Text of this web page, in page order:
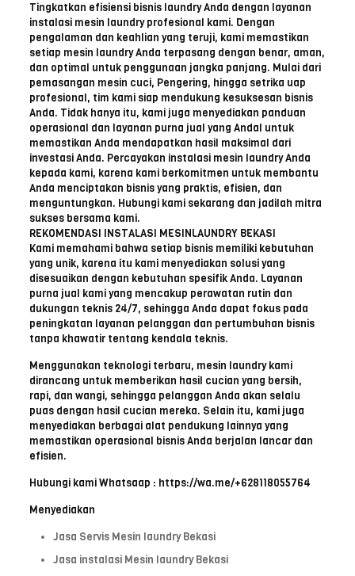
Tingkatkan efisiensi bisnis laundry Anda dengan layanan
instalasi mesin laundry profesional kami. Dengan
pengalaman dan keahlian yang teruji, kami memastikan
setiap mesin laundry Anda terpasang dengan benar, aman,
dan optimal untuk penggunaan jangka panjang. Mulai dari
pemasangan mesin cuci, Pengering, hingga setrika uap
profesional, tim kami siap mendukung kesuksesan bisnis
Anda. Tidak hanya itu, kami juga menyediakan panduan
operasional dan layanan purna jual yang Andal untuk
memastikan Anda mendapatkan hasil maksimal dari
investasi Anda. Percayakan instalasi mesin laundry Anda
kepada kami, karena kami berkomitmen untuk membantu
Anda menciptakan bisnis yang praktis, efisien, dan
menguntungkan. Hubungi kami sekarang dan jadilah mitra
sukses bersama kami.
REKOMENDASI INSTALASI MESINLAUNDRY BEKASI
Kami memahami bahwa setiap bisnis memiliki kebutuhan
yang unik, karena itu kami menyediakan solusi yang
disesuaikan dengan kebutuhan spesifik Anda. Layanan
purna jual kami yang mencakup perawatan rutin dan
dukungan teknis 24/7, sehingga Anda dapat fokus pada
peningkatan layanan pelanggan dan pertumbuhan bisnis
tanpa khawatir tentang kendala teknis.
Menggunakan teknologi terbaru, mesin laundry kami
dirancang untuk memberikan hasil cucian yang bersih,
rapi, dan wangi, sehingga pelanggan Anda akan selalu
puas dengan hasil cucian mereka. Selain itu, kami juga
menyediakan berbagai alat pendukung lainnya yang
memastikan operasional bisnis Anda berjalan lancar dan
efisien.
Hubungi kamiWhatsaap : https://wa.me/+628118055764
Menyediakan
Jasa Servis Mesin laundry Bekasi
Jasa instalasi Mesin laundry Bekasi